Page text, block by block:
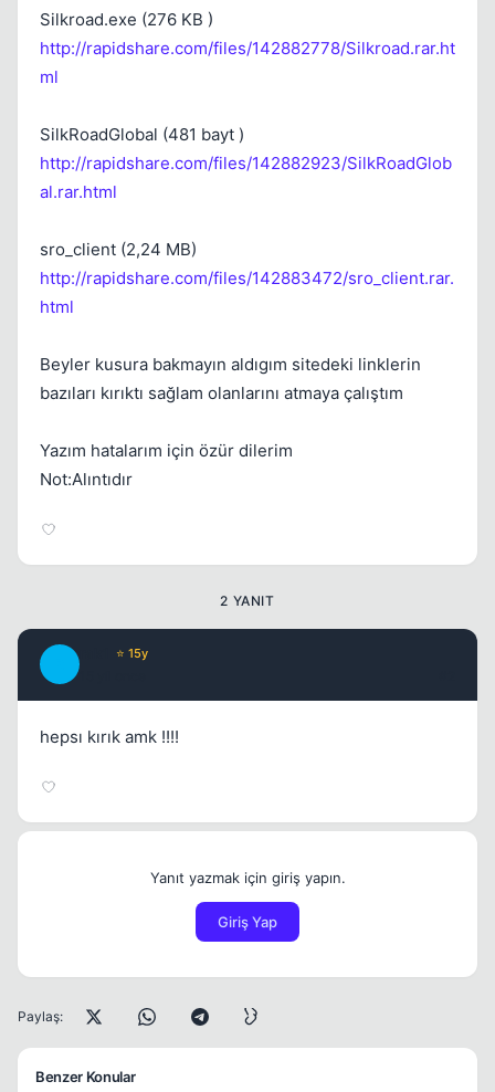
Silkroad.exe (276 KB )
http://rapidshare.com/files/142882778/Silkroad.rar.ht
ml
SilkRoadGlobal (481 bayt )
http://rapidshare.com/files/142882923/SilkRoadGlob
al.rar.html
sro_client (2,24 MB)
http://rapidshare.com/files/142883472/sro_client.rar.
html
Beyler kusura bakmayın aldıgım sitedeki linklerin
bazıları kırıktı sağlam olanlarını atmaya çalıştım
Yazım hatalarım için özür dilerim
Not:Alıntıdır
2 YANIT
⭐ 15y
hepsı kırık amk !!!!
Yanıt yazmak için giriş yapın.
Giriş Yap
Paylaş:
Benzer Konular